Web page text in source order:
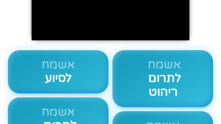
אשמח
לתרום
ריהוט
אשמח
לסיוע
אשמח